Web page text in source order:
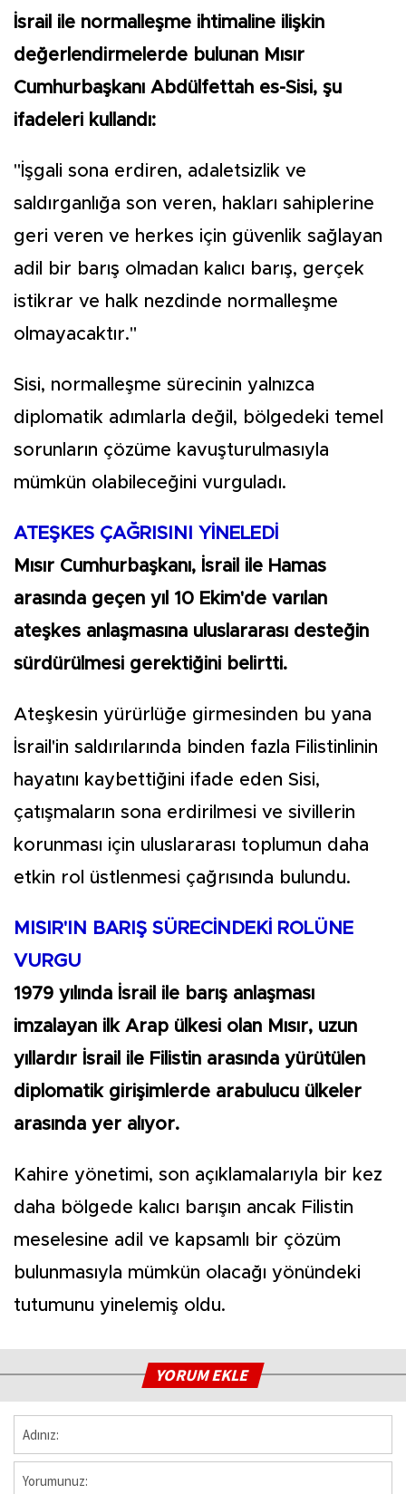
İsrail ile normalleşme ihtimaline ilişkin
değerlendirmelerde bulunan Mısır
Cumhurbaşkanı Abdülfettah es-Sisi, şu
ifadeleri kullandı:
"İşgali sona erdiren, adaletsizlik ve
saldırganlığa son veren, hakları sahiplerine
geri veren ve herkes için güvenlik sağlayan
adil bir barış olmadan kalıcı barış, gerçek
istikrar ve halk nezdinde normalleşme
olmayacaktır."
Sisi, normalleşme sürecinin yalnızca
diplomatik adımlarla değil, bölgedeki temel
sorunların çözüme kavuşturulmasıyla
mümkün olabileceğini vurguladı.
ATEŞKES ÇAĞRISINI YİNELEDİ
Mısır Cumhurbaşkanı, İsrail ile Hamas
arasında geçen yıl 10 Ekim'de varılan
ateşkes anlaşmasına uluslararası desteğin
sürdürülmesi gerektiğini belirtti.
Ateşkesin yürürlüğe girmesinden bu yana
İsrail'in saldırılarında binden fazla Filistinlinin
hayatını kaybettiğini ifade eden Sisi,
çatışmaların sona erdirilmesi ve sivillerin
korunması için uluslararası toplumun daha
etkin rol üstlenmesi çağrısında bulundu.
MISIR'IN BARIŞ SÜRECİNDEKİ ROLÜNE
VURGU
1979 yılında İsrail ile barış anlaşması
imzalayan ilk Arap ülkesi olan Mısır, uzun
yıllardır İsrail ile Filistin arasında yürütülen
diplomatik girişimlerde arabulucu ülkeler
arasında yer alıyor.
Kahire yönetimi, son açıklamalarıyla bir kez
daha bölgede kalıcı barışın ancak Filistin
meselesine adil ve kapsamlı bir çözüm
bulunmasıyla mümkün olacağı yönündeki
tutumunu yinelemiş oldu.
YORUM EKLE